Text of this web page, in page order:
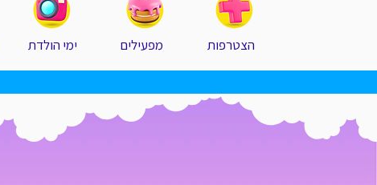
הצטרפות מפעילים ימי הולדת